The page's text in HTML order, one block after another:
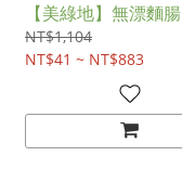
【美綠地】無漂麵腸
NT$1,104
NT$41 ~ NT$883